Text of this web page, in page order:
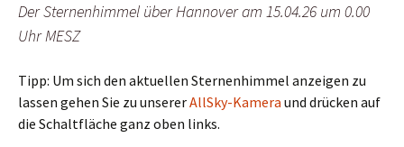
Der Sternenhimmel über Hannover am 15.04.26 um 0.00
Uhr MESZ
Tipp: Um sich den aktuellen Sternenhimmel anzeigen zu
lassen gehen Sie zu unsererAllSky-Kamera und drücken auf
die Schaltfläche ganz oben links.